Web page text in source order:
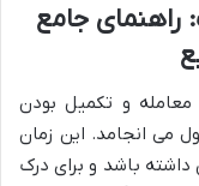
جامع
و تکمیل بودن
می انجامد. این زمان
باشد و برای درک